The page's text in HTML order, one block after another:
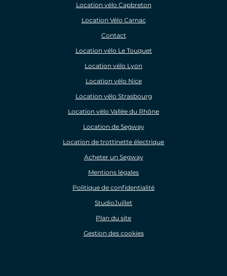
Location vélo Capbreton
Location Vélo Carnac
Contact
Location vélo Le Touquet
Location vélo Lyon
Location vélo Nice
Location vélo Strasbourg
Location vélo Vallée du Rhône
Location de Segway
Location de trottinette électrique
Acheter un Segway
Mentions légales
Politique de confidentialité
StudioJuillet
Plan du site
Gestion des cookies